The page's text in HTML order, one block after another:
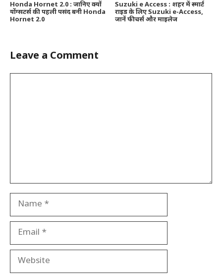
Honda Hornet 2.0 : जानिए क्यों
योंग्सटर्स की पहली पसंद बनी Honda
Hornet 2.0
Suzuki e Access : शहर में स्मार्ट
राइड के लिए Suzuki e-Access,
जानें फीचर्स और माइलेज
Leave a Comment
Name
Email
Website